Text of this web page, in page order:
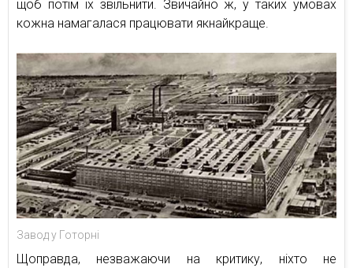
щоб потім їх звільнити. Звичайно ж, у таких умовах
кожна намагалася працювати якнайкраще.
Завод у Готорні
Щоправда, незважаючи на критику, ніхто не